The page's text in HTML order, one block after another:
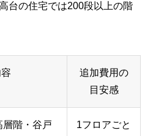
台の住宅では200段以上の階
追加費用の
目安感
層階・谷戸
1フロアごと